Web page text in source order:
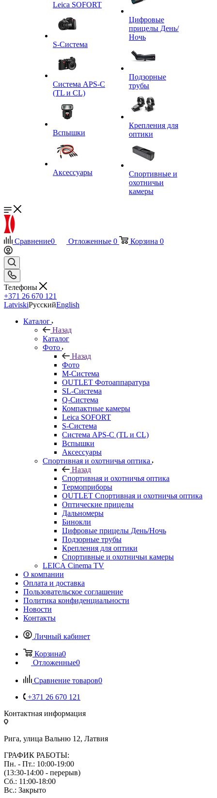
Leica SOFORT
S-Система
Система APS-C
(TL и CL)
Вспышки
Аксессуары
Цифровые
прицелы День/
Ночь
Подзорные
трубы
Крепления для
оптики
Спортивные и
охотничьи
камеры
Сравнение0 Отложенные 0 Корзина 0
Телефоны
+371 26 670 121
LatviskiРусскийEnglish
Каталог
Назад
Каталог
Фото
Назад
Фото
M-Система
OUTLET Фотоаппаратура
SL-Система
Q-Cистема
Компактные камеры
Leica SOFORT
S-Система
Система APS-C (TL и CL)
Вспышки
Аксессуары
Спортивная и охотничья оптика
Назад
Спортивная и охотничья оптика
Tермоприборы
OUTLET Спортивная и охотничья оптика
Оптические прицелы
Дальномеры
Бинокли
Цифровые прицелы День/Ночь
Подзорные трубы
Крепления для оптики
Спортивные и охотничьи камеры
LEICA Cinema TV
О компании
Оплата и доставка
Пользовательское соглашение
Политика конфиденциальности
Новости
Контакты
Личный кабинет
Корзина0
Отложенные0
Сравнение товаров0
+371 26 670 121
Контактная информация
Рига, улица Вальню 12, Латвия
ГРАФИК РАБОТЫ:
Пн. - Пт.: 10:00-19:00
(13:30-14:00 - перерыв)
Сб.: 11:00-18:00
Вс.: Закрыто